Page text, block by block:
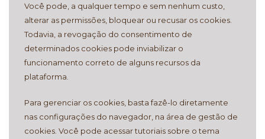
Você pode, a qualquer tempo e sem nenhum custo,
alterar as permissões, bloquear ou recusar os cookies.
Todavia, a revogação do consentimento de
determinados cookies pode inviabilizar o
funcionamento correto de alguns recursos da
plataforma.
Para gerenciar os cookies, basta fazê-lo diretamente
nas configurações do navegador, na área de gestão de
cookies. Você pode acessar tutoriais sobre o tema